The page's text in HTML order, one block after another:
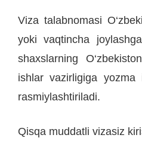
Viza talabnomasi
yoki vaqtincha
shaxslarning
ishlar vazirligiga yozma
rasmiylashtiriladi.
Qisqa muddatli vizasiz